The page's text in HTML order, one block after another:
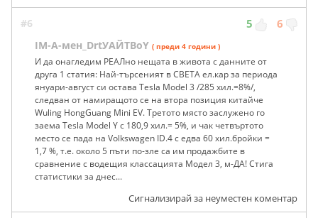
#6 5 6
IM-A-мен_DrtУАЙТBoY ( преди 4 години )
И да онагледим РЕАЛно нещата в живота с данните от
друга 1 статия: Най-търсеният в СВЕТА ел.кар за периода
януари-август си остава Tesla Model 3 /285 хил.=8%/,
следван от намиращото се на втора позиция китайче
Wuling HongGuang Mini EV. Третото място заслужено го
заема Tesla Model Y с 180,9 хил.= 5%, и чак четвъртото
место се пада на Volkswagen ID.4 с едва 60 хил.бройки =
1,7 %, т.е. около 5 пъти по-зле са им продажбите в
сравнение с водещия классацията Модел 3, м-ДА! Стига
статистики за днес...
Сигнализирай за неуместен коментар